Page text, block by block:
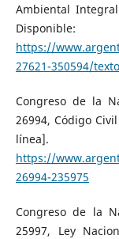
Ambiental
Disponible:
https://
27621-350594/texto
Congreso de la
26994, Código
https://
26994-235975
Congreso de la
25997, Ley